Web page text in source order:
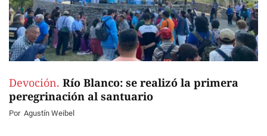
Devoción. Río Blanco: se realizó la primera
peregrinación al santuario
Por Agustín Weibel